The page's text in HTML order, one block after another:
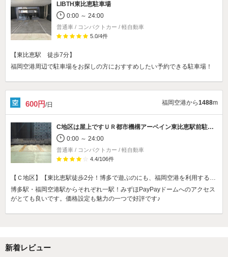
LIBTH東比恵駐車場
0:00 ～ 24:00
普通車 / コンパクトカー / 軽自動車
5.0/4件
【東比恵駅 徒歩7分】
福岡空港周辺で駐車場をお探しの方におすすめしたい予約できる駐車場！
600円/日 福岡空港から1488m
C地区は屋上です ＵＲ都市機構アーベイン東比恵駅前駐車場
0:00 ～ 24:00
普通車 / コンパクトカー / 軽自動車
4.4/106件
【Ｃ地区】【東比恵駅徒歩2分！博多で遊ぶのにも、福岡空港を利用するにもベンリ！】
博多駅・福岡空港駅からそれぞれ一駅！みずほPayPayドームへのアクセス
がとても良いです。価格設定も魅力の一つで好評です♪
新着レビュー